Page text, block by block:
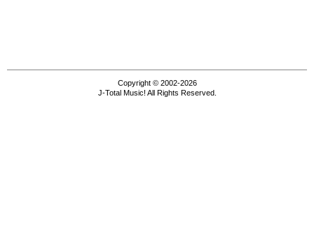
Copyright © 2002-2026
J-Total Music! All Rights Reserved.